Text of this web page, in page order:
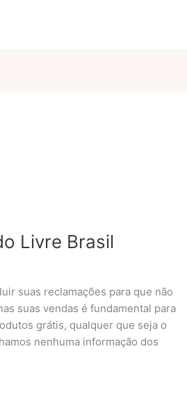
Livre Brasil
suas reclamações para que não
suas vendas é fundamental para
grátis, qualquer que seja o
nenhuma informação dos